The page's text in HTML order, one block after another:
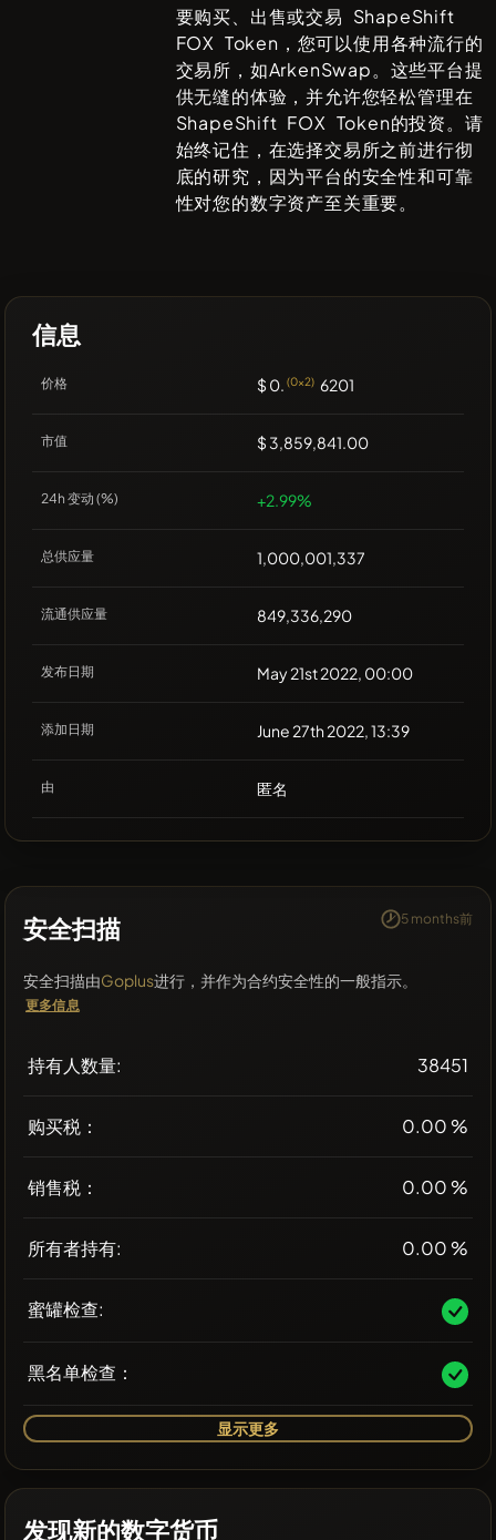
要购买、出售或交易 ShapeShift
FOX Token ，您可以使用各种流行的
交易所，如ArkenSwap。这些平台提
供无缝的体验，并允许您轻松管理在
ShapeShift FOX Token的投资。请
始终记住，在选择交易所之前进行彻
底的研究，因为平台的安全性和可靠
性对您的数字资产至关重要。
信息
价格 $ 0. (0x2) 6201
市值 $ 3,859,841.00
24h 变动 (%) +2.99%
总供应量 1,000,001,337
流通供应量 849,336,290
发布日期 May 21st 2022, 00:00
添加日期 June 27th 2022, 13:39
由 匿名
安全扫描 5 months前
安全扫描由Goplus进行，并作为合约安全性的一般指示。
更多信息
持有人数量: 38451
购买税： 0.00 %
销售税： 0.00 %
所有者持有: 0.00 %
蜜罐检查:
黑名单检查：
显示更多
发现新的数字货币